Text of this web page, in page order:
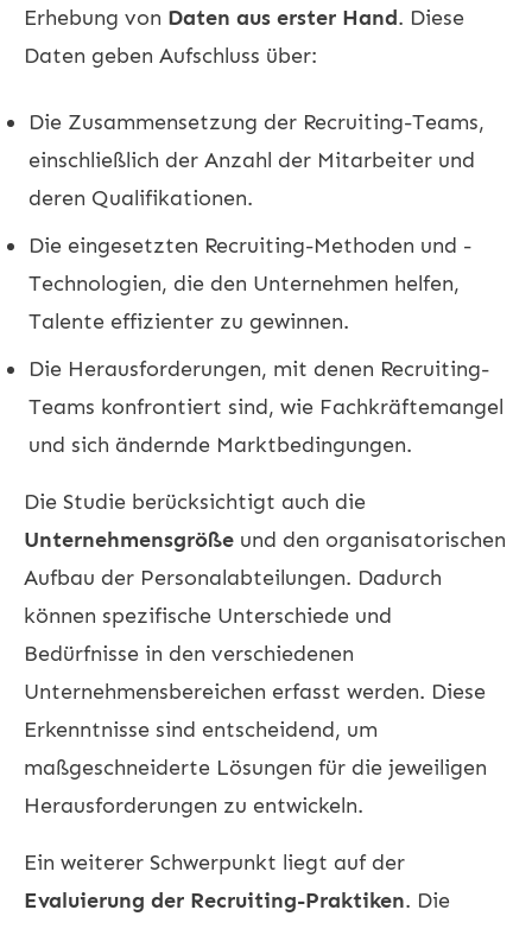
Erhebung von Daten aus erster Hand. Diese
Daten geben Aufschluss über:
Die Zusammensetzung der Recruiting-Teams,
einschließlich der Anzahl der Mitarbeiter und
deren Qualifikationen.
Die eingesetzten Recruiting-Methoden und -
Technologien, die den Unternehmen helfen,
Talente effizienter zu gewinnen.
Die Herausforderungen, mit denen Recruiting-
Teams konfrontiert sind, wie Fachkräftemangel
und sich ändernde Marktbedingungen.
Die Studie berücksichtigt auch die
Unternehmensgröße und den organisatorischen
Aufbau der Personalabteilungen. Dadurch
können spezifische Unterschiede und
Bedürfnisse in den verschiedenen
Unternehmensbereichen erfasst werden. Diese
Erkenntnisse sind entscheidend, um
maßgeschneiderte Lösungen für die jeweiligen
Herausforderungen zu entwickeln.
Ein weiterer Schwerpunkt liegt auf der
Evaluierung der Recruiting-Praktiken. Die